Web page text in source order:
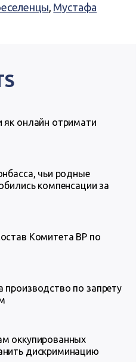
, Мустафа
як онлайн отримати
чьи родные
компенсации за
Комитета ВР по
по запрету
оккупированных
дискриминацию